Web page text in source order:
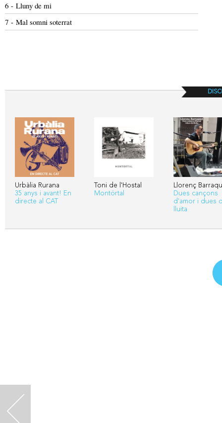
<
6 - Lluny de mi
7 - Mal somni soterrat
Urbàlia Rurana
35 anys i avant! En
directe al CAT
Toni de l'Hostal
Montörtal
Llorenç
Dues cançons
d'amor i dues
lluita